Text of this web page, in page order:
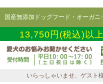
国産無添加ドッグフード・オーガ
13,750円(税込)以
いらっしゃいませ、ゲスト